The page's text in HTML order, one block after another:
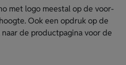
met logo meestal op de voor-
Ook een opdruk op de
de productpagina voor de